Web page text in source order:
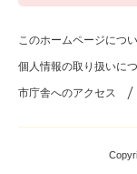
このホームページにつ
個人情報の取り扱いに
市庁舎へのアクセス